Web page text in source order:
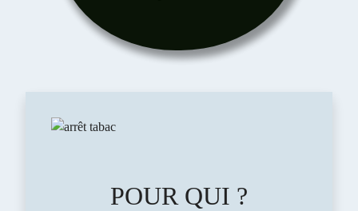
POUR QUI ?